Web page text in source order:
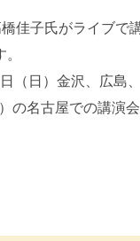
佳子氏がライブで
（日）金沢、広島
名古屋での講演